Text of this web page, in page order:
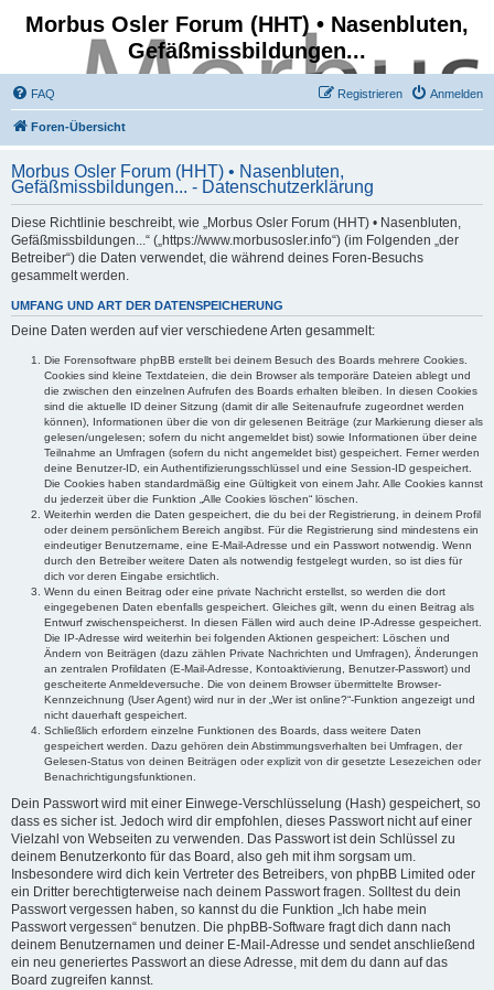
Morbus Osler Forum (HHT) • Nasenbluten,
Gefäßmissbildungen...
FAQ Anmelden
Registrieren
Foren-Übersicht
Morbus Osler Forum (HHT) • Nasenbluten,
Gefäßmissbildungen... - Datenschutzerklärung
Diese Richtlinie beschreibt, wie „Morbus Osler Forum (HHT) • Nasenbluten,
Gefäßmissbildungen...“ („https://www.morbusosler.info“) (im Folgenden „der
Betreiber“) die Daten verwendet, die während deines Foren-Besuchs
gesammelt werden.
UMFANG UND ART DER DATENSPEICHERUNG
Deine Daten werden auf vier verschiedene Arten gesammelt:
Die Forensoftware phpBB erstellt bei deinem Besuch des Boards mehrere Cookies.
Cookies sind kleine Textdateien, die dein Browser als temporäre Dateien ablegt und
die zwischen den einzelnen Aufrufen des Boards erhalten bleiben. In diesen Cookies
sind die aktuelle ID deiner Sitzung (damit dir alle Seitenaufrufe zugeordnet werden
können), Informationen über die von dir gelesenen Beiträge (zur Markierung dieser als
gelesen/ungelesen; sofern du nicht angemeldet bist) sowie Informationen über deine
Teilnahme an Umfragen (sofern du nicht angemeldet bist) gespeichert. Ferner werden
deine Benutzer-ID, ein Authentifizierungsschlüssel und eine Session-ID gespeichert.
Die Cookies haben standardmäßig eine Gültigkeit von einem Jahr. Alle Cookies kannst
du jederzeit über die Funktion „Alle Cookies löschen“ löschen.
Weiterhin werden die Daten gespeichert, die du bei der Registrierung, in deinem Profil
oder deinem persönlichem Bereich angibst. Für die Registrierung sind mindestens ein
eindeutiger Benutzername, eine E-Mail-Adresse und ein Passwort notwendig. Wenn
durch den Betreiber weitere Daten als notwendig festgelegt wurden, so ist dies für
dich vor deren Eingabe ersichtlich.
Wenn du einen Beitrag oder eine private Nachricht erstellst, so werden die dort
eingegebenen Daten ebenfalls gespeichert. Gleiches gilt, wenn du einen Beitrag als
Entwurf zwischenspeicherst. In diesen Fällen wird auch deine IP-Adresse gespeichert.
Die IP-Adresse wird weiterhin bei folgenden Aktionen gespeichert: Löschen und
Ändern von Beiträgen (dazu zählen Private Nachrichten und Umfragen), Änderungen
an zentralen Profildaten (E-Mail-Adresse, Kontoaktivierung, Benutzer-Passwort) und
gescheiterte Anmeldeversuche. Die von deinem Browser übermittelte Browser-
Kennzeichnung (User Agent) wird nur in der „Wer ist online?“-Funktion angezeigt und
nicht dauerhaft gespeichert.
Schließlich erfordern einzelne Funktionen des Boards, dass weitere Daten
gespeichert werden. Dazu gehören dein Abstimmungsverhalten bei Umfragen, der
Gelesen-Status von deinen Beiträgen oder explizit von dir gesetzte Lesezeichen oder
Benachrichtigungsfunktionen.
Dein Passwort wird mit einer Einwege-Verschlüsselung (Hash) gespeichert, so
dass es sicher ist. Jedoch wird dir empfohlen, dieses Passwort nicht auf einer
Vielzahl von Webseiten zu verwenden. Das Passwort ist dein Schlüssel zu
deinem Benutzerkonto für das Board, also geh mit ihm sorgsam um.
Insbesondere wird dich kein Vertreter des Betreibers, von phpBB Limited oder
ein Dritter berechtigterweise nach deinem Passwort fragen. Solltest du dein
Passwort vergessen haben, so kannst du die Funktion „Ich habe mein
Passwort vergessen“ benutzen. Die phpBB-Software fragt dich dann nach
deinem Benutzernamen und deiner E-Mail-Adresse und sendet anschließend
ein neu generiertes Passwort an diese Adresse, mit dem du dann auf das
Board zugreifen kannst.